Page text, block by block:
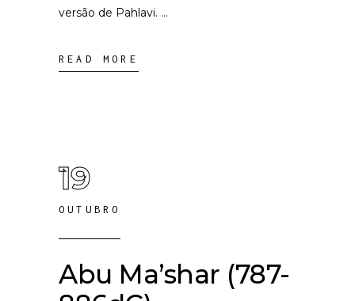
versão de Pahlavi.
READ MORE
19
OUTUBRO
Abu Ma’shar (787-